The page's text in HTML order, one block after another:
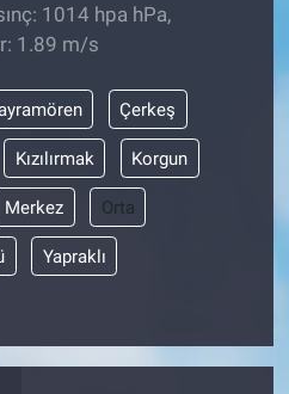
1014 hpa hPa,
1.89 m/s
Çerkeş
Kızılırmak Korgun
Merkez Orta
Yapraklı